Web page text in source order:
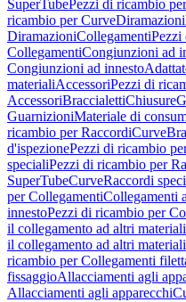
SuperTubePezzi di ricambio
ricambio per CurveDiramazioni
DiramazioniCollegamentiPezzi
CollegamentiCongiunzioni ad
Congiunzioni ad innesto
materialiAccessoriPezzi di
AccessoriBraccialettiChiusure
GuarnizioniMateriale di
ricambio per RaccordiCurve
d'ispezionePezzi di ricambio
specialiPezzi di ricambio per
SuperTubeCurveRaccordi
per CollegamentiCollegamenti
innestoPezzi di ricambio per
il collegamento ad altri materiali
il collegamento ad altri materiali
ricambio per Collegamenti
fissaggioAllacciamenti agli
Allacciamenti agli apparecchi